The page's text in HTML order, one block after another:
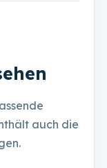
auch die